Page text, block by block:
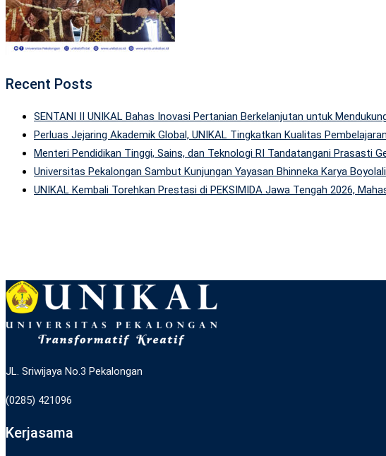
Recent Posts
SENTANI II UNIKAL Bahas Inovasi Pertanian Berkelanjutan untuk
Perluas Jejaring Akademik Global, UNIKAL Tingkatkan Kualitas
Menteri Pendidikan Tinggi, Sains, dan Teknologi RI Tandatangani Prasasti
Universitas Pekalongan Sambut Kunjungan Yayasan Bhinneka Karya
UNIKAL Kembali Torehkan Prestasi di PEKSIMIDA Jawa Tengah 2026,
JL. Sriwijaya No.3 Pekalongan
(0285) 421096
Kerjasama